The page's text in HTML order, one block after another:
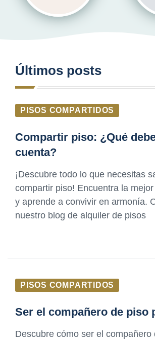
Últimos posts
PISOS COMPARTIDOS
Compartir piso: ¿Qué
cuenta?
¡Descubre todo lo que necesitas
compartir piso! Encuentra la
y aprende a convivir en armonía.
nuestro blog de alquiler de pisos
PISOS COMPARTIDOS
Ser el compañero de piso
Descubre cómo ser el compañero